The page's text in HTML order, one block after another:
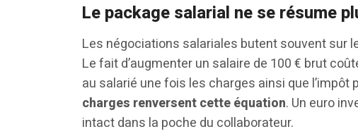
Le package salarial ne se résume
Les négociations salariales butent souvent sur
Le fait d’augmenter un salaire de 100 € brut
au salarié une fois les charges ainsi que l’impôt
charges renversent cette équation. Un euro
intact dans la poche du collaborateur.